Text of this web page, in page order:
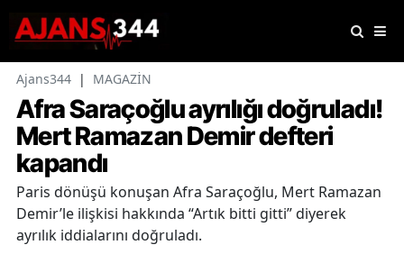
Ajans344 | MAGAZİN
Afra Saraçoğlu ayrılığı doğruladı!
Mert Ramazan Demir defteri
kapandı
Paris dönüşü konuşan Afra Saraçoğlu, Mert Ramazan
Demir’le ilişkisi hakkında “Artık bitti gitti” diyerek
ayrılık iddialarını doğruladı.